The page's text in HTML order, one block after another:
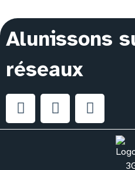
Alunissons
réseaux